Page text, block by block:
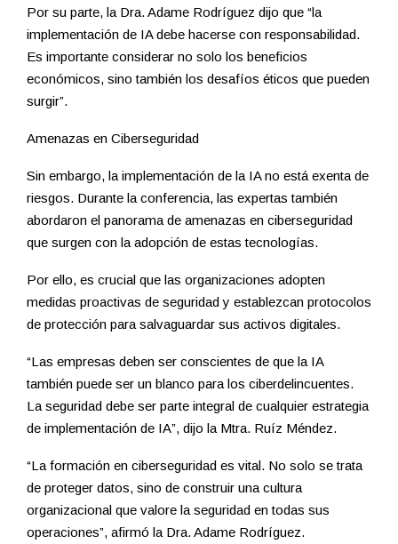
Por su parte, la Dra. Adame Rodríguez dijo que “la
implementación de IA debe hacerse con responsabilidad.
Es importante considerar no solo los beneficios
económicos, sino también los desafíos éticos que pueden
surgir”.
Amenazas en Ciberseguridad
Sin embargo, la implementación de la IA no está exenta de
riesgos. Durante la conferencia, las expertas también
abordaron el panorama de amenazas en ciberseguridad
que surgen con la adopción de estas tecnologías.
Por ello, es crucial que las organizaciones adopten
medidas proactivas de seguridad y establezcan protocolos
de protección para salvaguardar sus activos digitales.
“Las empresas deben ser conscientes de que la IA
también puede ser un blanco para los ciberdelincuentes.
La seguridad debe ser parte integral de cualquier estrategia
de implementación de IA”, dijo la Mtra. Ruíz Méndez.
“La formación en ciberseguridad es vital. No solo se trata
de proteger datos, sino de construir una cultura
organizacional que valore la seguridad en todas sus
operaciones”, afirmó la Dra. Adame Rodríguez.